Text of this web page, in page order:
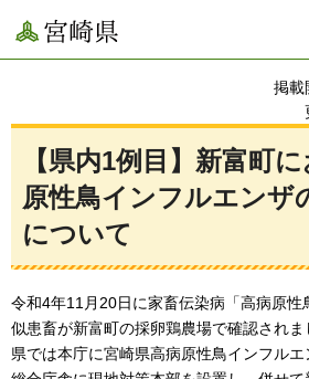
宮崎県
掲載
【県内1例目】新富町
原性鳥インフルエンザ
について
令和4年11月20日に家畜伝染病「高病原性
似患畜が新富町の採卵鶏農場で確認されま
県では本庁に宮崎県高病原性鳥インフル